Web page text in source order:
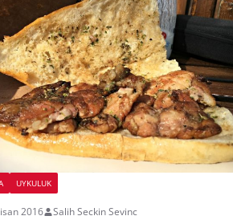
UYKULUK
2016 Salih Seckin Sevinc